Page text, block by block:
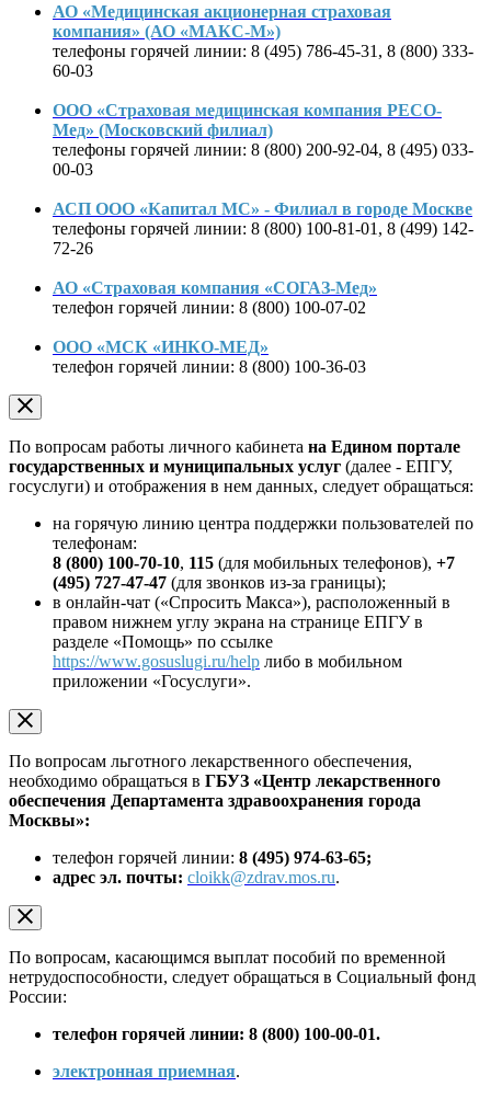
АО «Медицинская акционерная страховая
компания» (АО «МАКС-М»)
телефоны горячей линии: 8 (495) 786-45-31, 8 (800) 333-
60-03
ООО «Страховая медицинская компания РЕСО-
Мед» (Московский филиал)
телефоны горячей линии: 8 (800) 200-92-04, 8 (495) 033-
00-03
АСП ООО «Капитал МС» - Филиал в городе Москве
телефоны горячей линии: 8 (800) 100-81-01, 8 (499) 142-
72-26
АО «Страховая компания «СОГАЗ-Мед»
телефон горячей линии: 8 (800) 100-07-02
ООО «МСК «ИНКО-МЕД»
телефон горячей линии: 8 (800) 100-36-03
По вопросам работы личного кабинета на Едином портале
государственных и муниципальных услуг (далее - ЕПГУ,
госуслуги) и отображения в нем данных, следует обращаться:
на горячую линию центра поддержки пользователей по
телефонам:
8 (800) 100-70-10, 115 (для мобильных телефонов), +7
(495) 727-47-47 (для звонков из-за границы);
в онлайн-чат («Спросить Макса»), расположенный в
правом нижнем углу экрана на странице ЕПГУ в
разделе «Помощь» по ссылке
https://www.gosuslugi.ru/help либо в мобильном
приложении «Госуслуги».
По вопросам льготного лекарственного обеспечения,
необходимо обращаться в ГБУЗ «Центр лекарственного
обеспечения Департамента здравоохранения города
Москвы»:
телефон горячей линии: 8 (495) 974-63-65;
адрес эл. почты: cloikk@zdrav.mos.ru.
По вопросам, касающимся выплат пособий по временной
нетрудоспособности, следует обращаться в Социальный фонд
России:
телефон горячей линии: 8 (800) 100-00-01.
электронная приемная.